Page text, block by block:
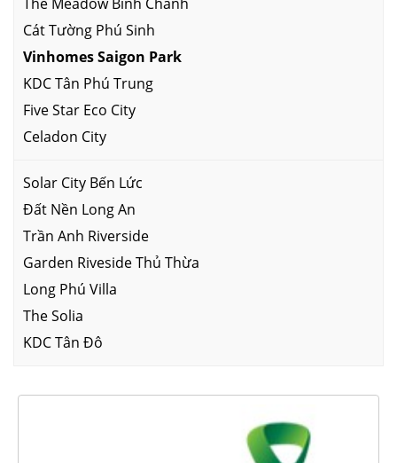
Cát Tường Phú Sinh
Vinhomes Saigon Park
KDC Tân Phú Trung
Five Star Eco City
Celadon City
Solar City Bến Lức
Đất Nền Long An
Trần Anh Riverside
Garden Riveside Thủ Thừa
Long Phú Villa
The Solia
KDC Tân Đô